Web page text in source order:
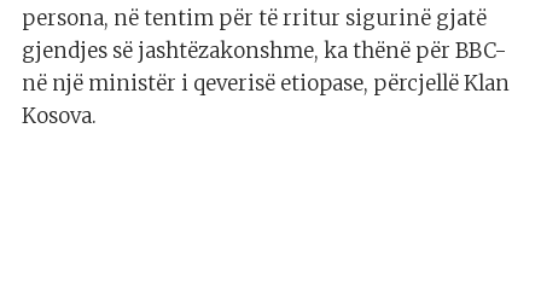
persona, në tentim për të rritur sigurinë gjatë
gjendjes së jashtëzakonshme, ka thënë për BBC-
në një ministër i qeverisë etiopase, përcjellë Klan
Kosova.